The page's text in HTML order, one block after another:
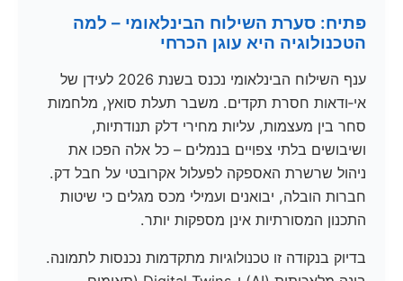
פתיח: סערת השילוח הבינלאומי – למה
הטכנולוגיה היא עוגן הכרחי
ענף השילוח הבינלאומי נכנס בשנת 2026 לעידן של
אי‑ודאות חסרת תקדים. משבר תעלת סואץ, מלחמות
סחר בין מעצמות, עליות מחירי דלק תנודתיות,
ושיבושים בלתי צפויים בנמלים – כל אלה הפכו את
ניהול שרשרת האספקה לפעלול אקרובטי על חבל דק.
חברות הובלה, יבואנים ועמילי מכס מגלים כי שיטות
התכנון המסורתיות אינן מספקות יותר.
בדיוק בנקודה זו טכנולוגיות מתקדמות נכנסות לתמונה.